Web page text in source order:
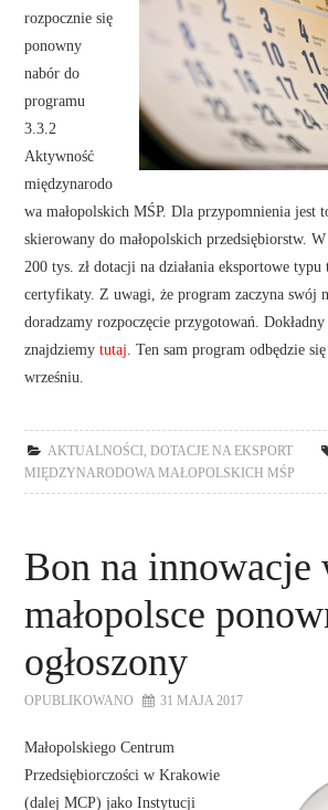
rozpocznie się
ponowny
nabór do
programu
3.3.2
Aktywność
międzynarodo
wa małopolskich MŚP. Dla przypomnienia jest
skierowany do małopolskich przedsiębiorstw.
200 tys. zł dotacji na działania eksportowe typu
certyfikaty. Z uwagi, że program zaczyna swój
doradzamy rozpoczęcie przygotowań.
znajdziemytutaj . Ten sam program odbędzie
wrześniu.
AKTUALNOŚCI ,DOTACJE NA EKSPORT
MIĘDZYNARODOWA MAŁOPOLSKICH MŚP
Bon na innowacje
małopolsce
ogłoszony
OPUBLIKOWANO 31 MAJA 2017
Małopolskiego Centrum
Przedsiębiorczości w Krakowie
(dalej MCP) jako Instytucji